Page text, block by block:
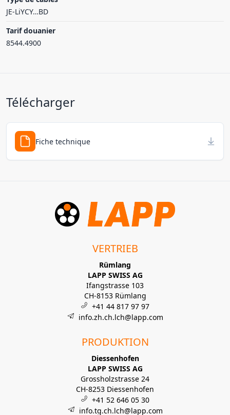
JE-LiYCY…BD
Tarif douanier
8544.4900
Télécharger
Fiche technique
VERTRIEB
Rümlang
LAPP SWISS AG
Ifangstrasse 103
CH-8153 Rümlang
+41 44 817 97 97
info.zh.ch.lch@lapp.com
PRODUKTION
Diessenhofen
LAPP SWISS AG
Grossholzstrasse 24
CH-8253 Diessenhofen
+41 52 646 05 30
info.tg.ch.lch@lapp.com